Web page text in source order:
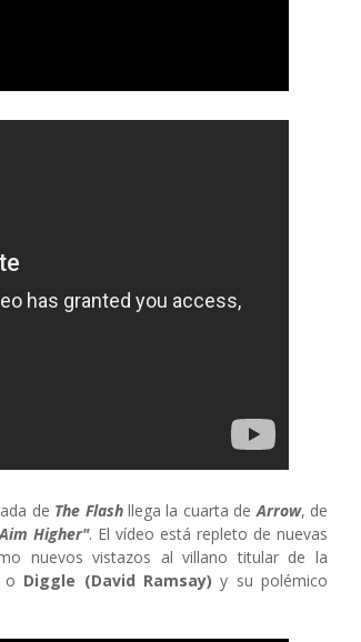
de The Flashllega la cuarta deArrow, de
Higher". El vídeo está repleto de nuevas
nuevos vistazos al villano titular de la
o Diggle (David Ramsay) y su polémico